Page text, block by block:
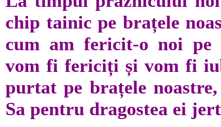
chip tainic pe brațele
cum am fericit-o noi pe
vom fi fericiți și vom fi
purtat pe brațele
Sa pentru dragostea ei